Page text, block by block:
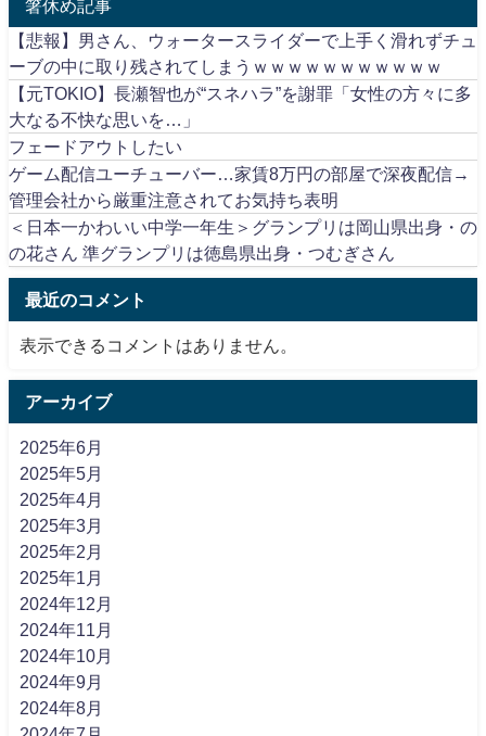
箸休め記事
【悲報】男さん、ウォータースライダーで上手く滑れずチュ
ーブの中に取り残されてしまうｗｗｗｗｗｗｗｗｗｗｗ
【元TOKIO】長瀬智也が“スネハラ”を謝罪「女性の方々に多
大なる不快な思いを…」
フェードアウトしたい
ゲーム配信ユーチューバー…家賃8万円の部屋で深夜配信→
管理会社から厳重注意されてお気持ち表明
＜日本一かわいい中学一年生＞グランプリは岡山県出身・の
の花さん 準グランプリは徳島県出身・つむぎさん
最近のコメント
表示できるコメントはありません。
アーカイブ
2025年6月
2025年5月
2025年4月
2025年3月
2025年2月
2025年1月
2024年12月
2024年11月
2024年10月
2024年9月
2024年8月